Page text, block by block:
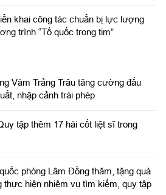
khai công tác chuẩn bị lực lượng
trình “Tổ quốc trong tim”
Vàm Trảng Trâu tăng cường đấu
nhập cảnh trái phép
tập thêm 17 hài cốt liệt sĩ trong
phòng Lâm Đồng thăm, tặng quà
hiện nhiệm vụ tìm kiếm, quy tập